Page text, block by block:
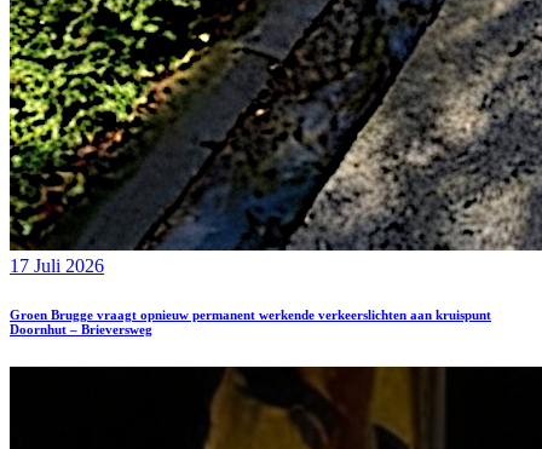
17 Juli 2026
Groen Brugge vraagt opnieuw permanent werkende verkeerslichten aan kruispunt
Doornhut – Brieversweg